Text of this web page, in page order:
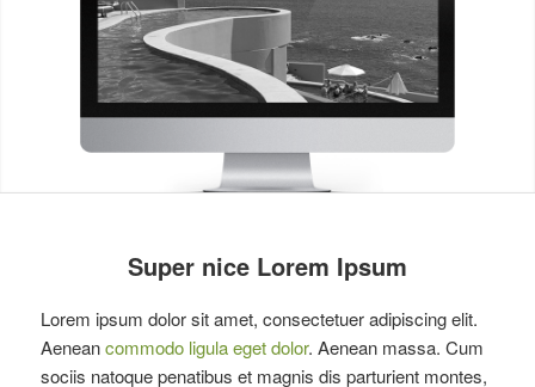
Super nice Lorem Ipsum
Lorem ipsum dolor sit amet, consectetuer adipiscing elit.
Aeneancommodo ligula eget dolor. Aenean massa. Cum
sociis natoque penatibus et magnis dis parturient montes,